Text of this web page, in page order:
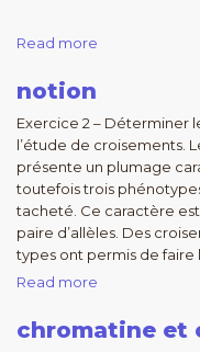
Read more
notion
Exercice 2 – Déterminer
l’étude de croisements.
présente un plumage
toutefois trois
tacheté. Ce caractère
paire d’allèles. Des
types ont permis de faire
Read more
chromatine et